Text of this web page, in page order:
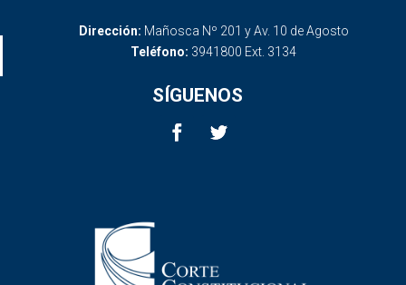
Dirección: Mañosca Nº 201 y Av. 10 de Agosto
Teléfono: 3941800 Ext. 3134
SÍGUENOS